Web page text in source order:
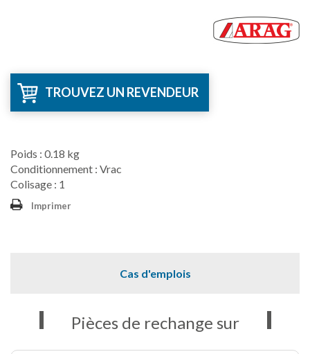
TROUVEZ UN REVENDEUR
Poids : 0.18 kg
Conditionnement : Vrac
Colisage : 1
Imprimer
Cas d'emplois
Pièces de rechange sur